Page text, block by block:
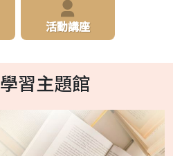
活動講座
習主題館